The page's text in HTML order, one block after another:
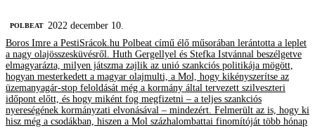
‎POLBEAT
2022 december 10.
Boros Imre a PestiSrácok.hu Polbeat című élő műsorában lerántotta a leplet
a nagy olajösszesküvésről. Huth Gergellyel és Stefka Istvánnal beszélgetve
elmagyarázta, milyen játszma zajlik az unió szankciós politikája mögött,
hogyan mesterkedett a magyar olajmulti, a Mol, hogy kikényszerítse az
üzemanyagár-stop feloldását még a kormány által tervezett szilveszteri
időpont előtt, és hogy miként fog megfizetni – a teljes szankciós
nyereségének kormányzati elvonásával – mindezért. Felmerült az is, hogy ki
hisz még a csodákban, hiszen a Mol százhalombattai finomítóját több hónap